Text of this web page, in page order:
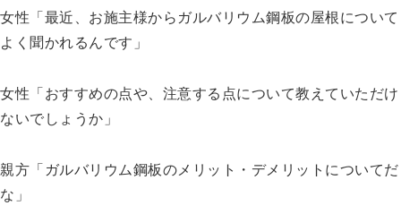
女性「最近、お施主様からガルバリウム鋼板の屋根について
よく聞かれるんです」
女性「おすすめの点や、注意する点について教えていただけ
ないでしょうか」
親方「ガルバリウム鋼板のメリット・デメリットについてだ
な」